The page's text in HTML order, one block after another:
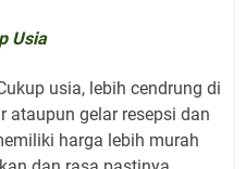
Usia
usia, lebih cendrung di
ataupun gelar resepsi dan
harga lebih murah